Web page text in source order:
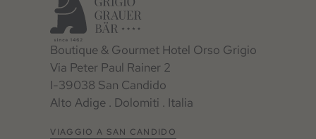
Boutique & Gourmet Hotel Orso Grigio
Via Peter Paul Rainer 2
I-39038 San Candido
Alto Adige . Dolomiti . Italia
VIAGGIO A SAN CANDIDO